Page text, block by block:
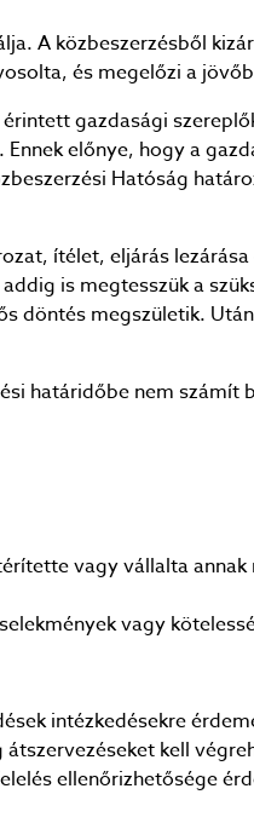
A közbeszerzésből
és megelőzi a
gazdasági
előnye, hogy a
Hatóság
ítélet, eljárás
is megtesszük a
döntés megszületik.
határidőbe nem számít
vagy vállalta
vagy
intézkedésekre
kell
ellenőrizhetősége